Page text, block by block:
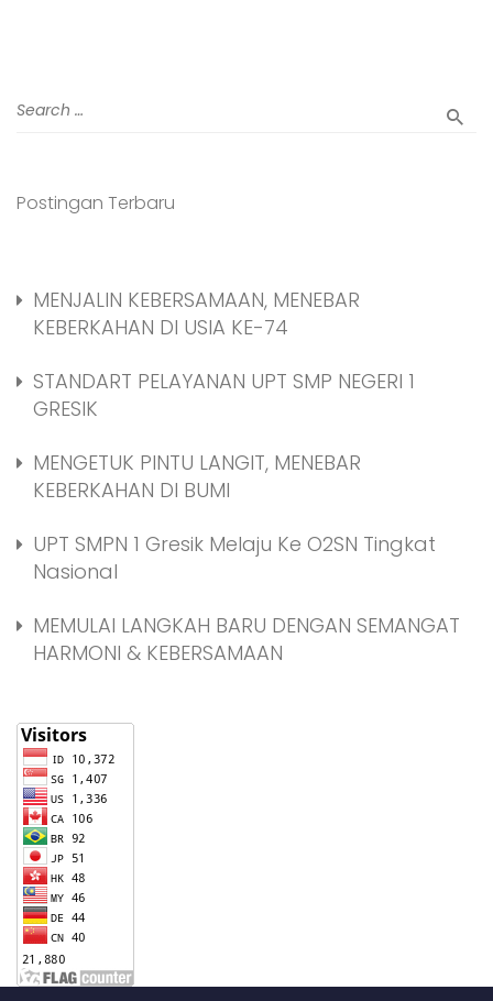
Postingan Terbaru
MENJALIN KEBERSAMAAN, MENEBAR
KEBERKAHAN DI USIA KE-74
STANDART PELAYANAN UPT SMP NEGERI 1
GRESIK
MENGETUK PINTU LANGIT, MENEBAR
KEBERKAHAN DI BUMI
UPT SMPN 1 Gresik Melaju Ke O2SN Tingkat
Nasional
MEMULAI LANGKAH BARU DENGAN SEMANGAT
HARMONI & KEBERSAMAAN